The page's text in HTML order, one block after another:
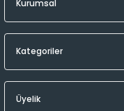
Kurumsal
Kategoriler
Üyelik